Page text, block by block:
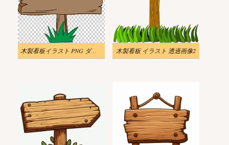
木製看板イラスト PNG ダウンロード 1 木製看板 イラスト 透過画像2